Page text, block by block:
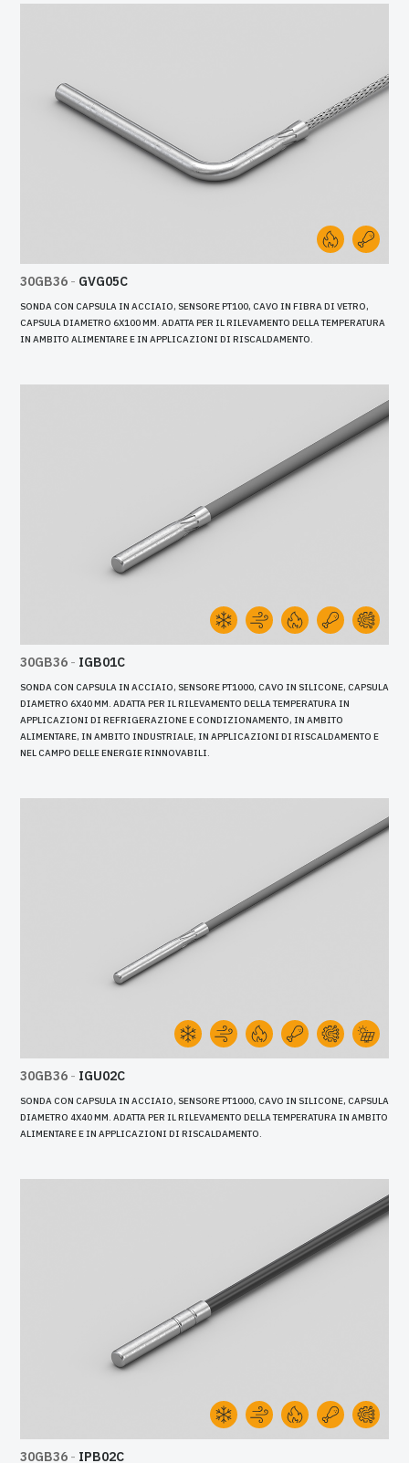
30GB36 - GVG05C
SONDA CON CAPSULA IN ACCIAIO, SENSORE PT100, CAVO IN FIBRA DI VETRO,
CAPSULA DIAMETRO 6X100 MM. ADATTA PER IL RILEVAMENTO DELLA TEMPERATURA
IN AMBITO ALIMENTARE E IN APPLICAZIONI DI RISCALDAMENTO.
30GB36 - IGB01C
SONDA CON CAPSULA IN ACCIAIO, SENSORE PT1000, CAVO IN SILICONE, CAPSULA
DIAMETRO 6X40 MM. ADATTA PER IL RILEVAMENTO DELLA TEMPERATURA IN
APPLICAZIONI DI REFRIGERAZIONE E CONDIZIONAMENTO, IN AMBITO
ALIMENTARE, IN AMBITO INDUSTRIALE, IN APPLICAZIONI DI RISCALDAMENTO E
NEL CAMPO DELLE ENERGIE RINNOVABILI.
30GB36 - IGU02C
SONDA CON CAPSULA IN ACCIAIO, SENSORE PT1000, CAVO IN SILICONE, CAPSULA
DIAMETRO 4X40 MM. ADATTA PER IL RILEVAMENTO DELLA TEMPERATURA IN AMBITO
ALIMENTARE E IN APPLICAZIONI DI RISCALDAMENTO.
30GB36 - IPB02C